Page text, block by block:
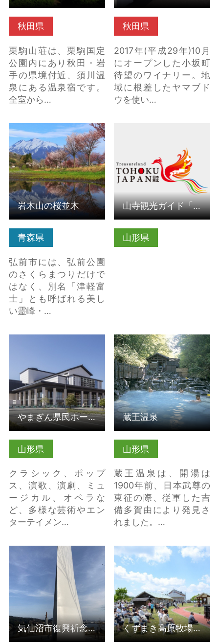
秋田県
栗駒山荘は、栗駒国定
公園内にあり秋田・岩
手の県境付近、須川温
泉にある温泉宿です。
全室から…
秋田県
2017年(平成29年)10月
にオープンした小坂町
待望のワイナリー。地
域に根差したヤマブド
ウを使い…
青森県
弘前市には、弘前公園
のさくらまつりだけで
はなく、別名「津軽富
士」とも呼ばれる美し
い霊峰・…
岩木山の桜並木 の詳細
はこちら
岩木山の桜並木
山形県
山寺観光ガイド「きざはし会」
山形県
クラシック、ポップ
ス、演歌、演劇、ミュ
ージカル、オペラな
ど、多様な芸術やエン
ターテイメン…
やまぎん県民ホール（山形県総合文化芸術館）
山形県
蔵王温泉は、開湯は
1900年前、日本武尊の
東征の際、従軍した吉
備多賀由により発見さ
れました。…
蔵王温泉 の詳細はこち
ら
蔵王温泉
気仙沼市復興祈念公園
の詳細はこちら
気仙沼市復興祈念公園
くずまき高原牧場まつ
り の詳細はこちら
くずまき高原牧場まつり